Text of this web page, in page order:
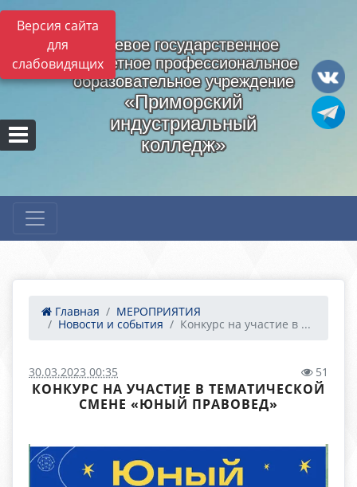
Версия сайта
для
слабовидящих
Краевое государственное
бюджетное профессиональное
образовательное учреждение
«Приморский
индустриальный
колледж»
Главная
МЕРОПРИЯТИЯ
Новости и события
Конкурс на участие в ...
30.03.2023 00:35 51
КОНКУРС НА УЧАСТИЕ В ТЕМАТИЧЕСКОЙ
СМЕНЕ «ЮНЫЙ ПРАВОВЕД»